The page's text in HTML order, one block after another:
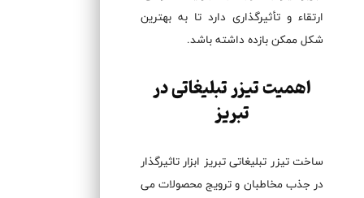
ارتقاء و تأثیرگذاری دارد تا به بهترین
شکل ممکن بازده داشته باشد.
اهمیت تیزر تبلیغاتی در
تبریز
ساخت تیزر تبلیغاتی تبریز ابزار تاثیرگذار
در جذب مخاطبان و ترویج محصولات می